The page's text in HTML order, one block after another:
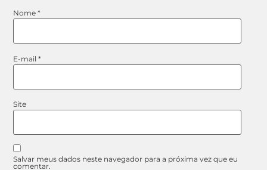
Nome*
E-mail*
Site
Salvar meus dados neste navegador para a próxima vez que eu
comentar.